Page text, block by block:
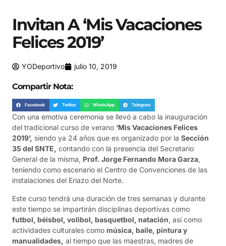
Invitan A ‘Mis Vacaciones
Felices 2019’
YODeportivo julio 10, 2019
Compartir Nota:
Facebook Twitter WhatsApp Telegram
Con una emotiva ceremonia se llevó a cabo la inauguración
del tradicional curso de verano ‘Mis Vacaciones Felices
2019’, siendo ya 24 años que es organizado por la Sección
35 del SNTE, contando con la presencia del Secretario
General de la misma, Prof. Jorge Fernando Mora Garza,
teniendo como escenario el Centro de Convenciones de las
instalaciones del Eriazo del Norte.
Este curso tendrá una duración de tres semanas y durante
este tiempo se impartirán disciplinas deportivas como
futbol, béisbol, volibol, basquetbol, natación, así como
actividades culturales como música, baile, pintura y
manualidades, al tiempo que las maestras, madres de